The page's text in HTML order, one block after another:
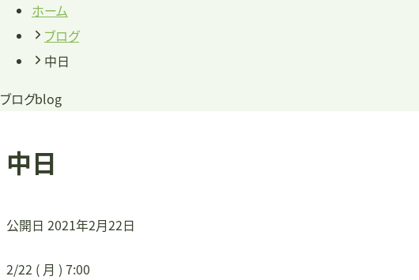
ブログblog
ホーム
ブログ
中日
中日
公開日 2021年2月22日
2/22 ( 月 ) 7:00